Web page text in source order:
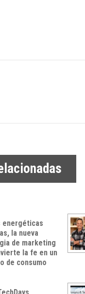
energéticas
la nueva
de marketing
la fe en un
de consumo